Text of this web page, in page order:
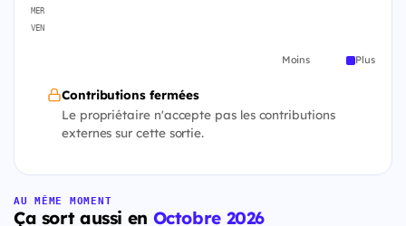
MER
VEN
Moins Plus
Contributions fermées
Le propriétaire n'accepte pas les contributions
externes sur cette sortie.
AU MÊME MOMENT
Ça sort aussi en Octobre 2026